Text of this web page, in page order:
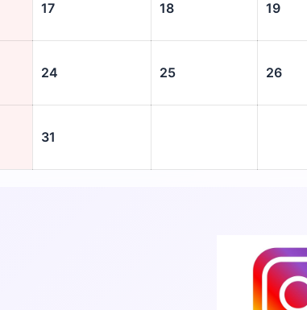
17 18 19
24 25 26
31